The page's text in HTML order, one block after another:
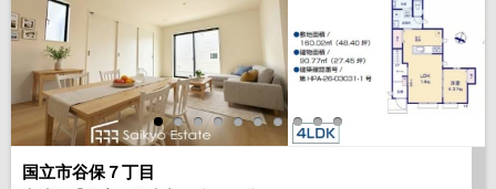
国立市谷保７丁目